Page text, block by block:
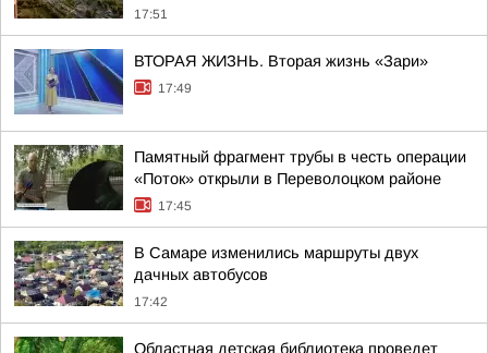
17:51
ВТОРАЯ ЖИЗНЬ. Вторая жизнь «Зари»
17:49
Памятный фрагмент трубы в честь операции
«Поток» открыли в Переволоцком районе
17:45
В Самаре изменились маршруты двух
дачных автобусов
17:42
Областная детская библиотека проведет